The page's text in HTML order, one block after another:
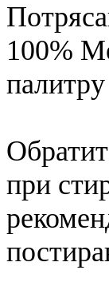
100%
при